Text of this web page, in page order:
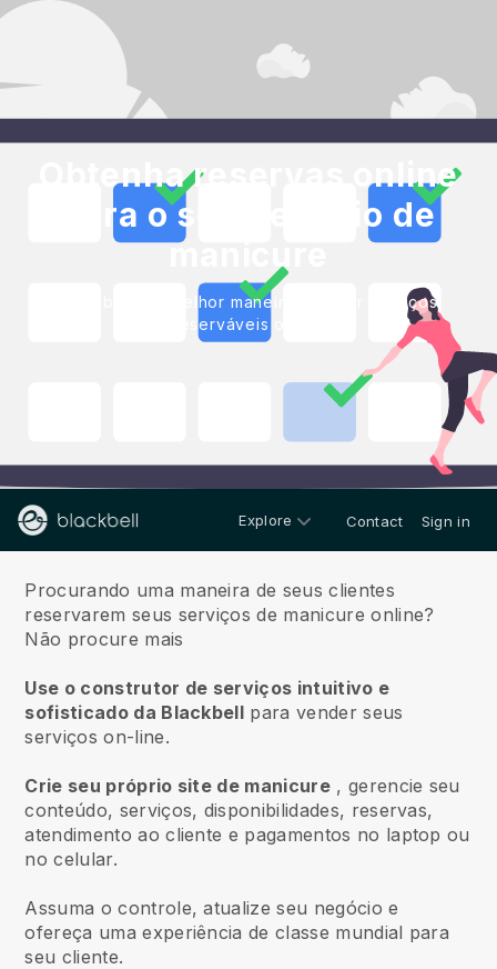
Obtenha reservas online
para o seu negócio de
manicure
Blackbell é a melhor maneira de criar serviços
reserváveis online
Explore Contact Sign in
Procurando uma maneira de seus clientes
reservarem seus serviços de manicure online?
Não procure mais
Use o construtor de serviços intuitivo e
sofisticado da Blackbell para vender seus
serviços on-line.
Crie seu próprio site de manicure, gerencie seu
conteúdo, serviços, disponibilidades, reservas,
atendimento ao cliente e pagamentos no laptop ou
no celular.
Assuma o controle, atualize seu negócio e
ofereça uma experiência de classe mundial para
seu cliente.